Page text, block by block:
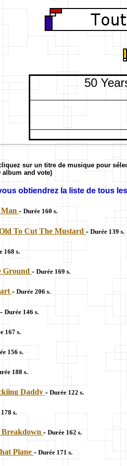
50
sur un titre de musique pour
and vote)
obtiendrez la liste de tous
- Durée 160 s.
To Cut The Mustard - Durée 139 s.
168 s.
Ground - Durée 169 s.
- Durée 206 s.
- Durée 146 s.
167 s.
156 s.
188 s.
Daddy - Durée 122 s.
s.
- Durée 162 s.
Plane - Durée 171 s.